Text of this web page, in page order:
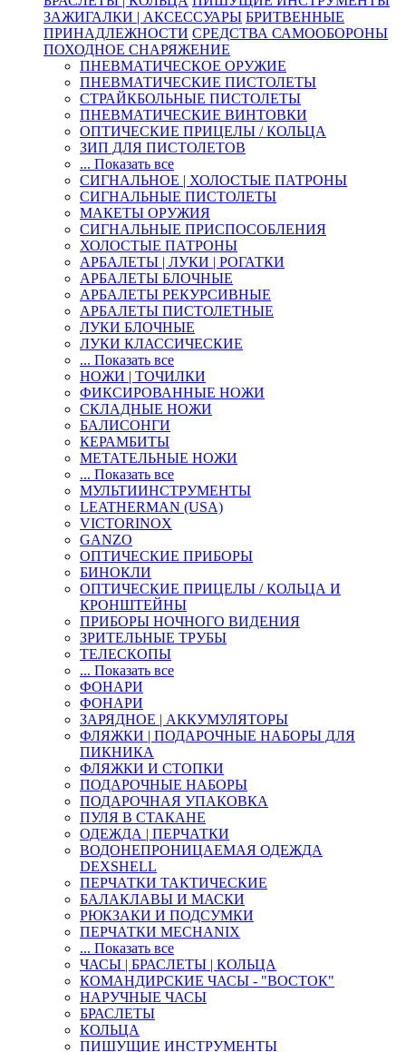
ЗАЖИГАЛКИ | АКСЕССУАРЫ БРИТВЕННЫЕ
ПРИНАДЛЕЖНОСТИ СРЕДСТВА САМООБОРОНЫ
ПОХОДНОЕ СНАРЯЖЕНИЕ
ПНЕВМАТИЧЕСКОЕ ОРУЖИЕ
ПНЕВМАТИЧЕСКИЕ ПИСТОЛЕТЫ
СТРАЙКБОЛЬНЫЕ ПИСТОЛЕТЫ
ПНЕВМАТИЧЕСКИЕ ВИНТОВКИ
ОПТИЧЕСКИЕ ПРИЦЕЛЫ / КОЛЬЦА
ЗИП ДЛЯ ПИСТОЛЕТОВ
... Показать все
СИГНАЛЬНОЕ | ХОЛОСТЫЕ ПАТРОНЫ
СИГНАЛЬНЫЕ ПИСТОЛЕТЫ
МАКЕТЫ ОРУЖИЯ
СИГНАЛЬНЫЕ ПРИСПОСОБЛЕНИЯ
ХОЛОСТЫЕ ПАТРОНЫ
АРБАЛЕТЫ | ЛУКИ | РОГАТКИ
АРБАЛЕТЫ БЛОЧНЫЕ
АРБАЛЕТЫ РЕКУРСИВНЫЕ
АРБАЛЕТЫ ПИСТОЛЕТНЫЕ
ЛУКИ БЛОЧНЫЕ
ЛУКИ КЛАССИЧЕСКИЕ
... Показать все
НОЖИ | ТОЧИЛКИ
ФИКСИРОВАННЫЕ НОЖИ
СКЛАДНЫЕ НОЖИ
БАЛИСОНГИ
КЕРАМБИТЫ
МЕТАТЕЛЬНЫЕ НОЖИ
... Показать все
МУЛЬТИИНСТРУМЕНТЫ
LEATHERMAN (USA)
VICTORINOX
GANZO
ОПТИЧЕСКИЕ ПРИБОРЫ
БИНОКЛИ
ОПТИЧЕСКИЕ ПРИЦЕЛЫ / КОЛЬЦА И
КРОНШТЕЙНЫ
ПРИБОРЫ НОЧНОГО ВИДЕНИЯ
ЗРИТЕЛЬНЫЕ ТРУБЫ
ТЕЛЕСКОПЫ
... Показать все
ФОНАРИ
ФОНАРИ
ЗАРЯДНОЕ | АККУМУЛЯТОРЫ
ФЛЯЖКИ | ПОДАРОЧНЫЕ НАБОРЫ ДЛЯ
ПИКНИКА
ФЛЯЖКИ И СТОПКИ
ПОДАРОЧНЫЕ НАБОРЫ
ПОДАРОЧНАЯ УПАКОВКА
ПУЛЯ В СТАКАНЕ
ОДЕЖДА | ПЕРЧАТКИ
ВОДОНЕПРОНИЦАЕМАЯ ОДЕЖДА
DEXSHELL
ПЕРЧАТКИ ТАКТИЧЕСКИЕ
БАЛАКЛАВЫ И МАСКИ
РЮКЗАКИ И ПОДСУМКИ
ПЕРЧАТКИ MECHANIX
... Показать все
ЧАСЫ | БРАСЛЕТЫ | КОЛЬЦА
КОМАНДИРСКИЕ ЧАСЫ - "ВОСТОК"
НАРУЧНЫЕ ЧАСЫ
БРАСЛЕТЫ
КОЛЬЦА
ПИШУЩИЕ ИНСТРУМЕНТЫ